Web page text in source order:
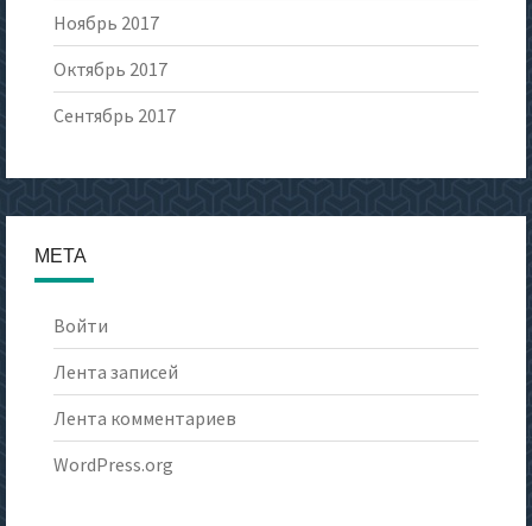
Ноябрь 2017
Октябрь 2017
Сентябрь 2017
МЕТА
Войти
Лента записей
Лента комментариев
WordPress.org